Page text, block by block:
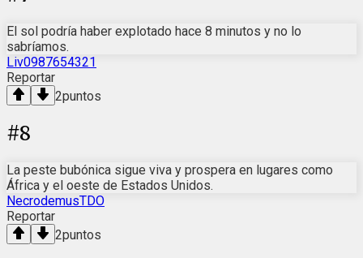
El sol podría haber explotado hace 8 minutos y no lo
sabríamos.
Liv0987654321
Reportar
2puntos
#8
La peste bubónica sigue viva y prospera en lugares como
África y el oeste de Estados Unidos.
NecrodemusTDO
Reportar
2puntos